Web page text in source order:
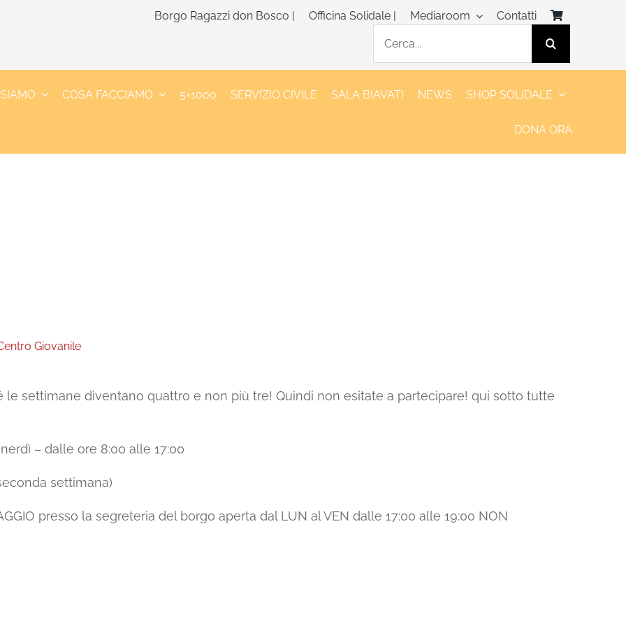
Borgo Ragazzi don Bosco | Officina Solidale | Mediaroom
Contatti
per:
COSA FACCIAMO 5×1000 SERVIZIO CIVILE SALA BIAVATI NEWS SHOP SOLIDALE
DONA ORA
Giovanile
le settimane diventano quattro e non più tre! Quindi non esitate a partecipare! qui sotto tutte
– dalle ore 8:00 alle 17:00
settimana)
presso la segreteria del borgo aperta dal LUN al VEN dalle 17:00 alle 19:00 NON